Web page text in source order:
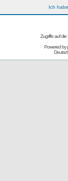
Ich
Zugriffe auf
Powered by